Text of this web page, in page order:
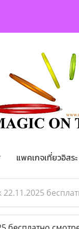
แพคเกจเที่ยวอิสร